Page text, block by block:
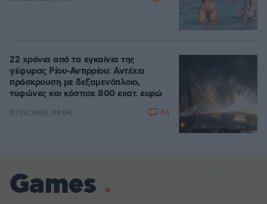
22 χρόνια από τα εγκαίνια της
γέφυρας Ρίου-Αντιρρίου: Αντέχει
πρόσκρουση με δεξαμενόπλοιο,
τυφώνες και κόστισε 800 εκατ. ευρώ
07.08.2026, 09:08 84
Games